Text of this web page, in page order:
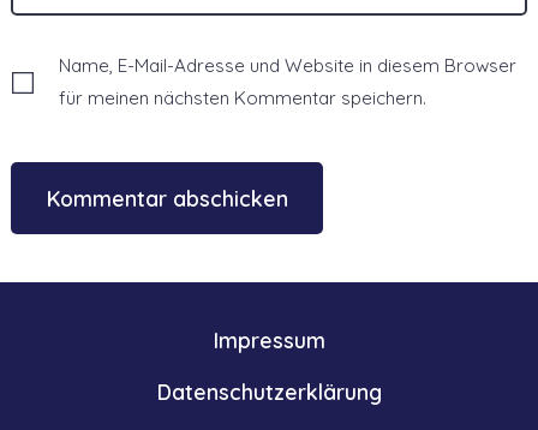
Name, E-Mail-Adresse und Website in diesem Browser
für meinen nächsten Kommentar speichern.
Impressum
Datenschutzerklärung